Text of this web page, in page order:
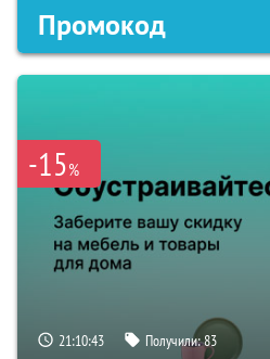
Промокод
-15%
21:10:42 Получили:83